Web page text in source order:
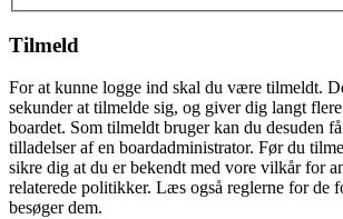
Tilmeld
For at kunne logge ind skal du være tilmeldt.
sekunder at tilmelde sig, og giver dig langt
boardet. Som tilmeldt bruger kan du desuden
tilladelser af en boardadministrator. Før du
sikre dig at du er bekendt med vore vilkår for
relaterede politikker. Læs også reglerne for de
besøger dem.